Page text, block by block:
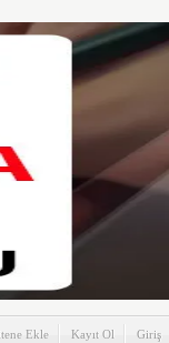
Ekle Kayıt Ol Giriş